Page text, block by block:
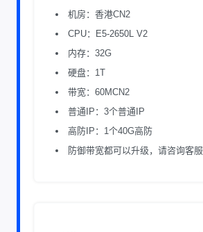
机房：香港CN2
CPU：E5-2650L V2
内存：32G
硬盘：1T
带宽：60MCN2
普通IP：3个普通IP
高防IP：1个40G高防
防御带宽都可以升级，请咨询客服